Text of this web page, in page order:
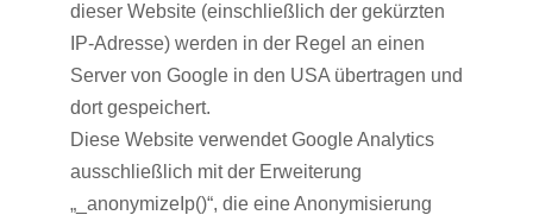
dieser Website (einschließlich der gekürzten
IP-Adresse) werden in der Regel an einen
Server von Google in den USA übertragen und
dort gespeichert.
Diese Website verwendet Google Analytics
ausschließlich mit der Erweiterung
„_anonymizeIp()“, die eine Anonymisierung